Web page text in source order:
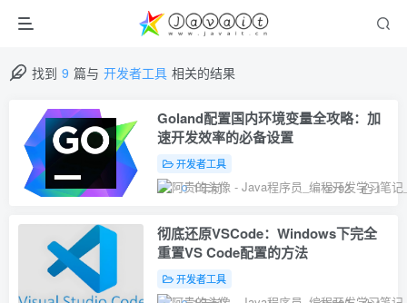
找到 9 篇与 开发者工具 相关的结果
Goland配置国内环境变量全攻略：加
速开发效率的必备设置
开发者工具
1年前 92 1
彻底还原VSCode：Windows下完全
重置VS Code配置的方法
开发者工具